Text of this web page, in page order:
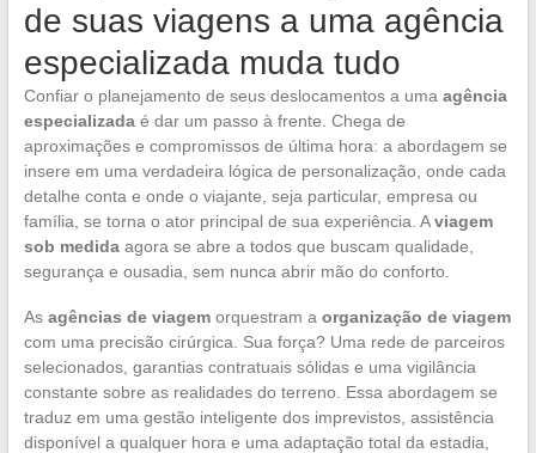
de suas viagens a uma agência
especializada muda tudo
Confiar o planejamento de seus deslocamentos a uma agência
especializadaé dar um passo à frente. Chega de
aproximações e compromissos de última hora: a abordagem se
insere em uma verdadeira lógica de personalização, onde cada
detalhe conta e onde o viajante, seja particular, empresa ou
família, se torna o ator principal de sua experiência. Aviagem
sob medidaagora se abre a todos que buscam qualidade,
segurança e ousadia, sem nunca abrir mão do conforto.
As agências de viagemorquestram a organização de viagem
com uma precisão cirúrgica. Sua força? Uma rede de parceiros
selecionados, garantias contratuais sólidas e uma vigilância
constante sobre as realidades do terreno. Essa abordagem se
traduz em uma gestão inteligente dos imprevistos, assistência
disponível a qualquer hora e uma adaptação total da estadia,